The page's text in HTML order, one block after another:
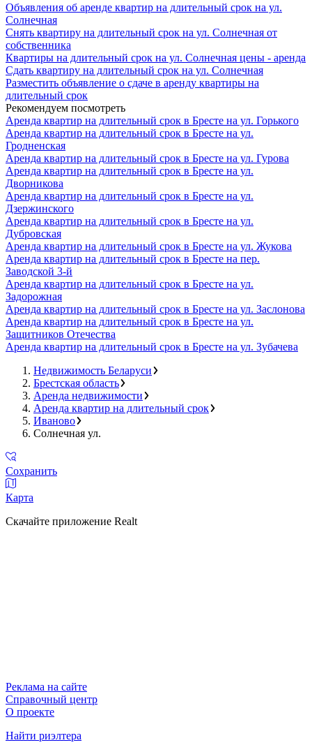
Объявления об аренде квартир на длительный срок на ул.
Солнечная
Снять квартиру на длительный срок на ул. Солнечная от
собственника
Квартиры на длительный срок на ул. Солнечная цены - аренда
Сдать квартиру на длительный срок на ул. Солнечная
Разместить объявление о сдаче в аренду квартиры на
длительный срок
Рекомендуем посмотреть
Аренда квартир на длительный срок в Бресте на ул. Горького
Аренда квартир на длительный срок в Бресте на ул.
Гродненская
Аренда квартир на длительный срок в Бресте на ул. Гурова
Аренда квартир на длительный срок в Бресте на ул.
Дворникова
Аренда квартир на длительный срок в Бресте на ул.
Дзержинского
Аренда квартир на длительный срок в Бресте на ул.
Дубровская
Аренда квартир на длительный срок в Бресте на ул. Жукова
Аренда квартир на длительный срок в Бресте на пер.
Заводской 3-й
Аренда квартир на длительный срок в Бресте на ул.
Задорожная
Аренда квартир на длительный срок в Бресте на ул. Заслонова
Аренда квартир на длительный срок в Бресте на ул.
Защитников Отечества
Аренда квартир на длительный срок в Бресте на ул. Зубачева
Недвижимость Беларуси
Брестская область
Аренда недвижимости
Аренда квартир на длительный срок
Иваново
Солнечная ул.
Сохранить
Карта
Скачайте приложение Realt
Реклама на сайте
Справочный центр
О проекте
Найти риэлтера